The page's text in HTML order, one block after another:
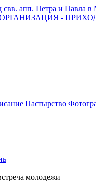
свв. апп. Петра и Павла в
-
Пастырство
молодежи